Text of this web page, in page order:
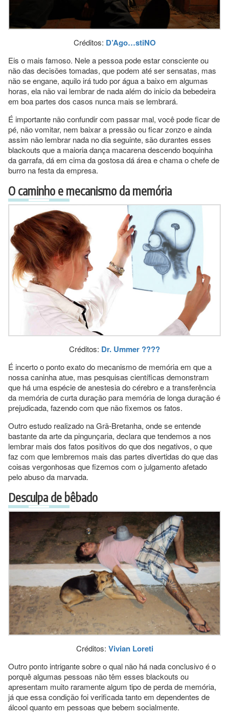
Créditos: D’Ago…stiNO
Eis o mais famoso. Nele a pessoa pode estar consciente ou
não das decisões tomadas, que podem até ser sensatas, mas
não se engane, aquilo irá tudo por água a baixo em algumas
horas, ela não vai lembrar de nada além do inicio da bebedeira
em boa partes dos casos nunca mais se lembrará.
É importante não confundir com passar mal, você pode ficar de
pé, não vomitar, nem baixar a pressão ou ficar zonzo e ainda
assim não lembrar nada no dia seguinte, são durantes esses
blackouts que a maioria dança macarena descendo boquinha
da garrafa, dá em cima da gostosa dá área e chama o chefe de
burro na festa da empresa.
O caminho e mecanismo da memória
Créditos: Dr. Ummer ????
É incerto o ponto exato do mecanismo de memória em que a
nossa caninha atue, mas pesquisas científicas demonstram
que há uma espécie de anestesia do cérebro e a transferência
da memória de curta duração para memória de longa duração é
prejudicada, fazendo com que não fixemos os fatos.
Outro estudo realizado na Grã-Bretanha, onde se entende
bastante da arte da pingunçaria, declara que tendemos a nos
lembrar mais dos fatos positivos do que dos negativos, o que
faz com que lembremos mais das partes divertidas do que das
coisas vergonhosas que fizemos com o julgamento afetado
pelo abuso da marvada.
Desculpa de bêbado
Créditos: Vivian Loreti
Outro ponto intrigante sobre o qual não há nada conclusivo é o
porquê algumas pessoas não têm esses blackouts ou
apresentam muito raramente algum tipo de perda de memória,
já que essa condição foi verificada tanto em dependentes de
álcool quanto em pessoas que bebem socialmente.